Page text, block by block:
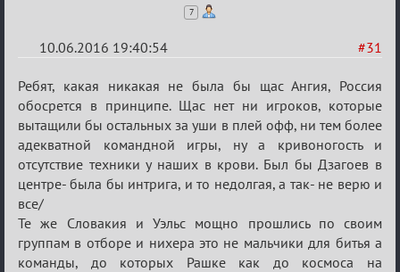
7
#31
10.06.2016 19:40:54
Re:
Евро
2016
Ребят, какая никакая не была бы щас Ангия, Россия
обосрется в принципе. Щас нет ни игроков, которые
вытащили бы остальных за уши в плей офф, ни тем более
адекватной командной игры, ну а кривоногость и
отсутствие техники у наших в крови. Был бы Дзагоев в
центре- была бы интрига, и то недолгая, а так- не верю и
все/
Те же Словакия и Уэльс мощно прошлись по своим
группам в отборе и нихера это не мальчики для битья а
команды, до которых Рашке как до космоса на